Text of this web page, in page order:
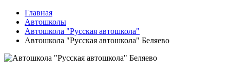
Главная
Автошколы
Автошкола "Русская автошкола"
Автошкола "Русская автошкола" Беляево